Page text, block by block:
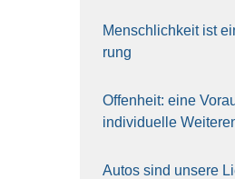
Mensch­lich­keit ist
rung
Offen­heit: eine
indi­vi­du­el­le
Autos sind unse­re